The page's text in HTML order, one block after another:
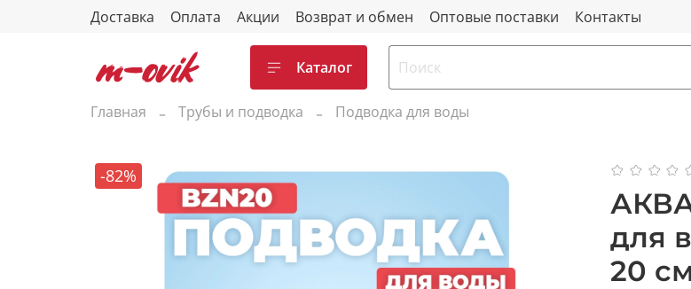
Доставка Оплата Акции Возврат и обмен Оптовые поставки Контакты
Каталог
Главная Трубы и подводка Подводка для воды
-82%
для
20